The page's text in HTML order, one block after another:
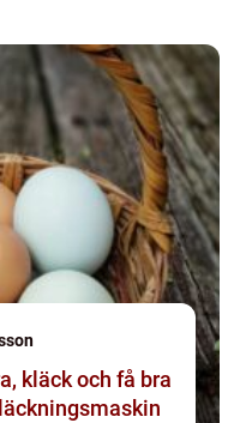
kläck och få bra